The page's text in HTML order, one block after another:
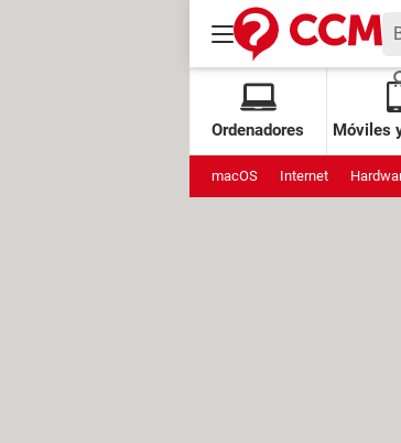
Ordenadores Móviles
macOS Internet